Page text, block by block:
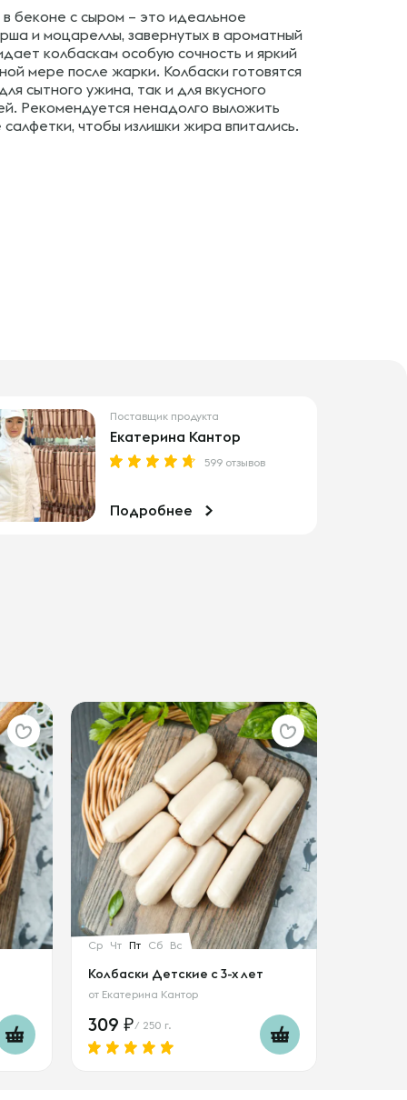
беконе с сыром – это идеальное
и моцареллы, завернутых в ароматный
колбаскам особую сочность и яркий
мере после жарки. Колбаски готовятся
сытного ужина, так и для вкусного
Рекомендуется ненадолго выложить
чтобы излишки жира впитались.
Поставщик продукта
Екатерина Кантор
599 отзывов
Подробнее
Ср Чт Пт Сб Вс
Колбаски Детские с 3-х лет
от Екатерина Кантор
309 / 250 г.